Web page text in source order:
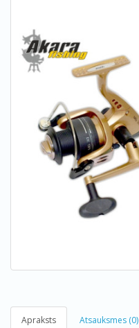
Apraksts Atsauksmes (0)